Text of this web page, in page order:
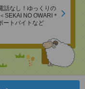
話なし！ゆっくりの
SEKAI NO OWARI＊
ートバイトなど